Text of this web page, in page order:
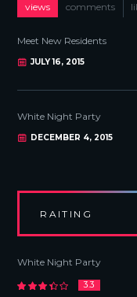
views comments
Meet New Residents
JULY 16, 2015
White Night Party
DECEMBER 4, 2015
RAITING
White Night Party
3.3